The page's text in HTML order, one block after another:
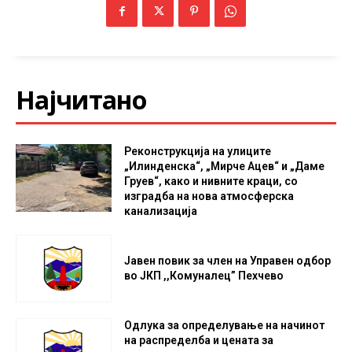
Најчитано
Реконструкција на улиците
„Илинденска“, „Мирче Ацев“ и „Даме
Груев“, како и нивните краци, со
изградба на нова атмосферска
канализација
Јавен повик за член на Управен одбор
во ЈКП ,,Комуналец” Пехчево
Одлука за определување на начинот
на распределба и цената за